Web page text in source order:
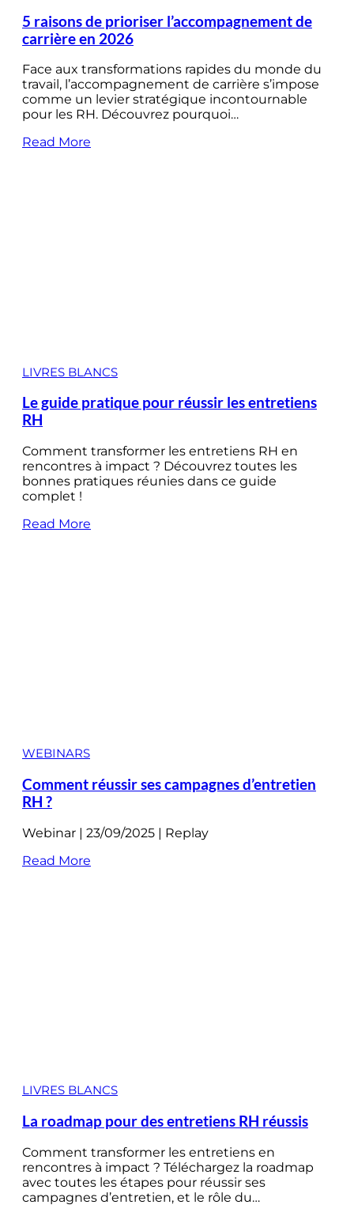
5 raisons de prioriser l’accompagnement de
carrière en 2026
Face aux transformations rapides du monde du
travail, l’accompagnement de carrière s’impose
comme un levier stratégique incontournable
pour les RH. Découvrez pourquoi…
Read More
LIVRES BLANCS
Le guide pratique pour réussir les entretiens
RH
Comment transformer les entretiens RH en
rencontres à impact ? Découvrez toutes les
bonnes pratiques réunies dans ce guide
complet !
Read More
WEBINARS
Comment réussir ses campagnes d’entretien
RH ?
Webinar | 23/09/2025 | Replay
Read More
LIVRES BLANCS
La roadmap pour des entretiens RH réussis
Comment transformer les entretiens en
rencontres à impact ? Téléchargez la roadmap
avec toutes les étapes pour réussir ses
campagnes d’entretien, et le rôle du…